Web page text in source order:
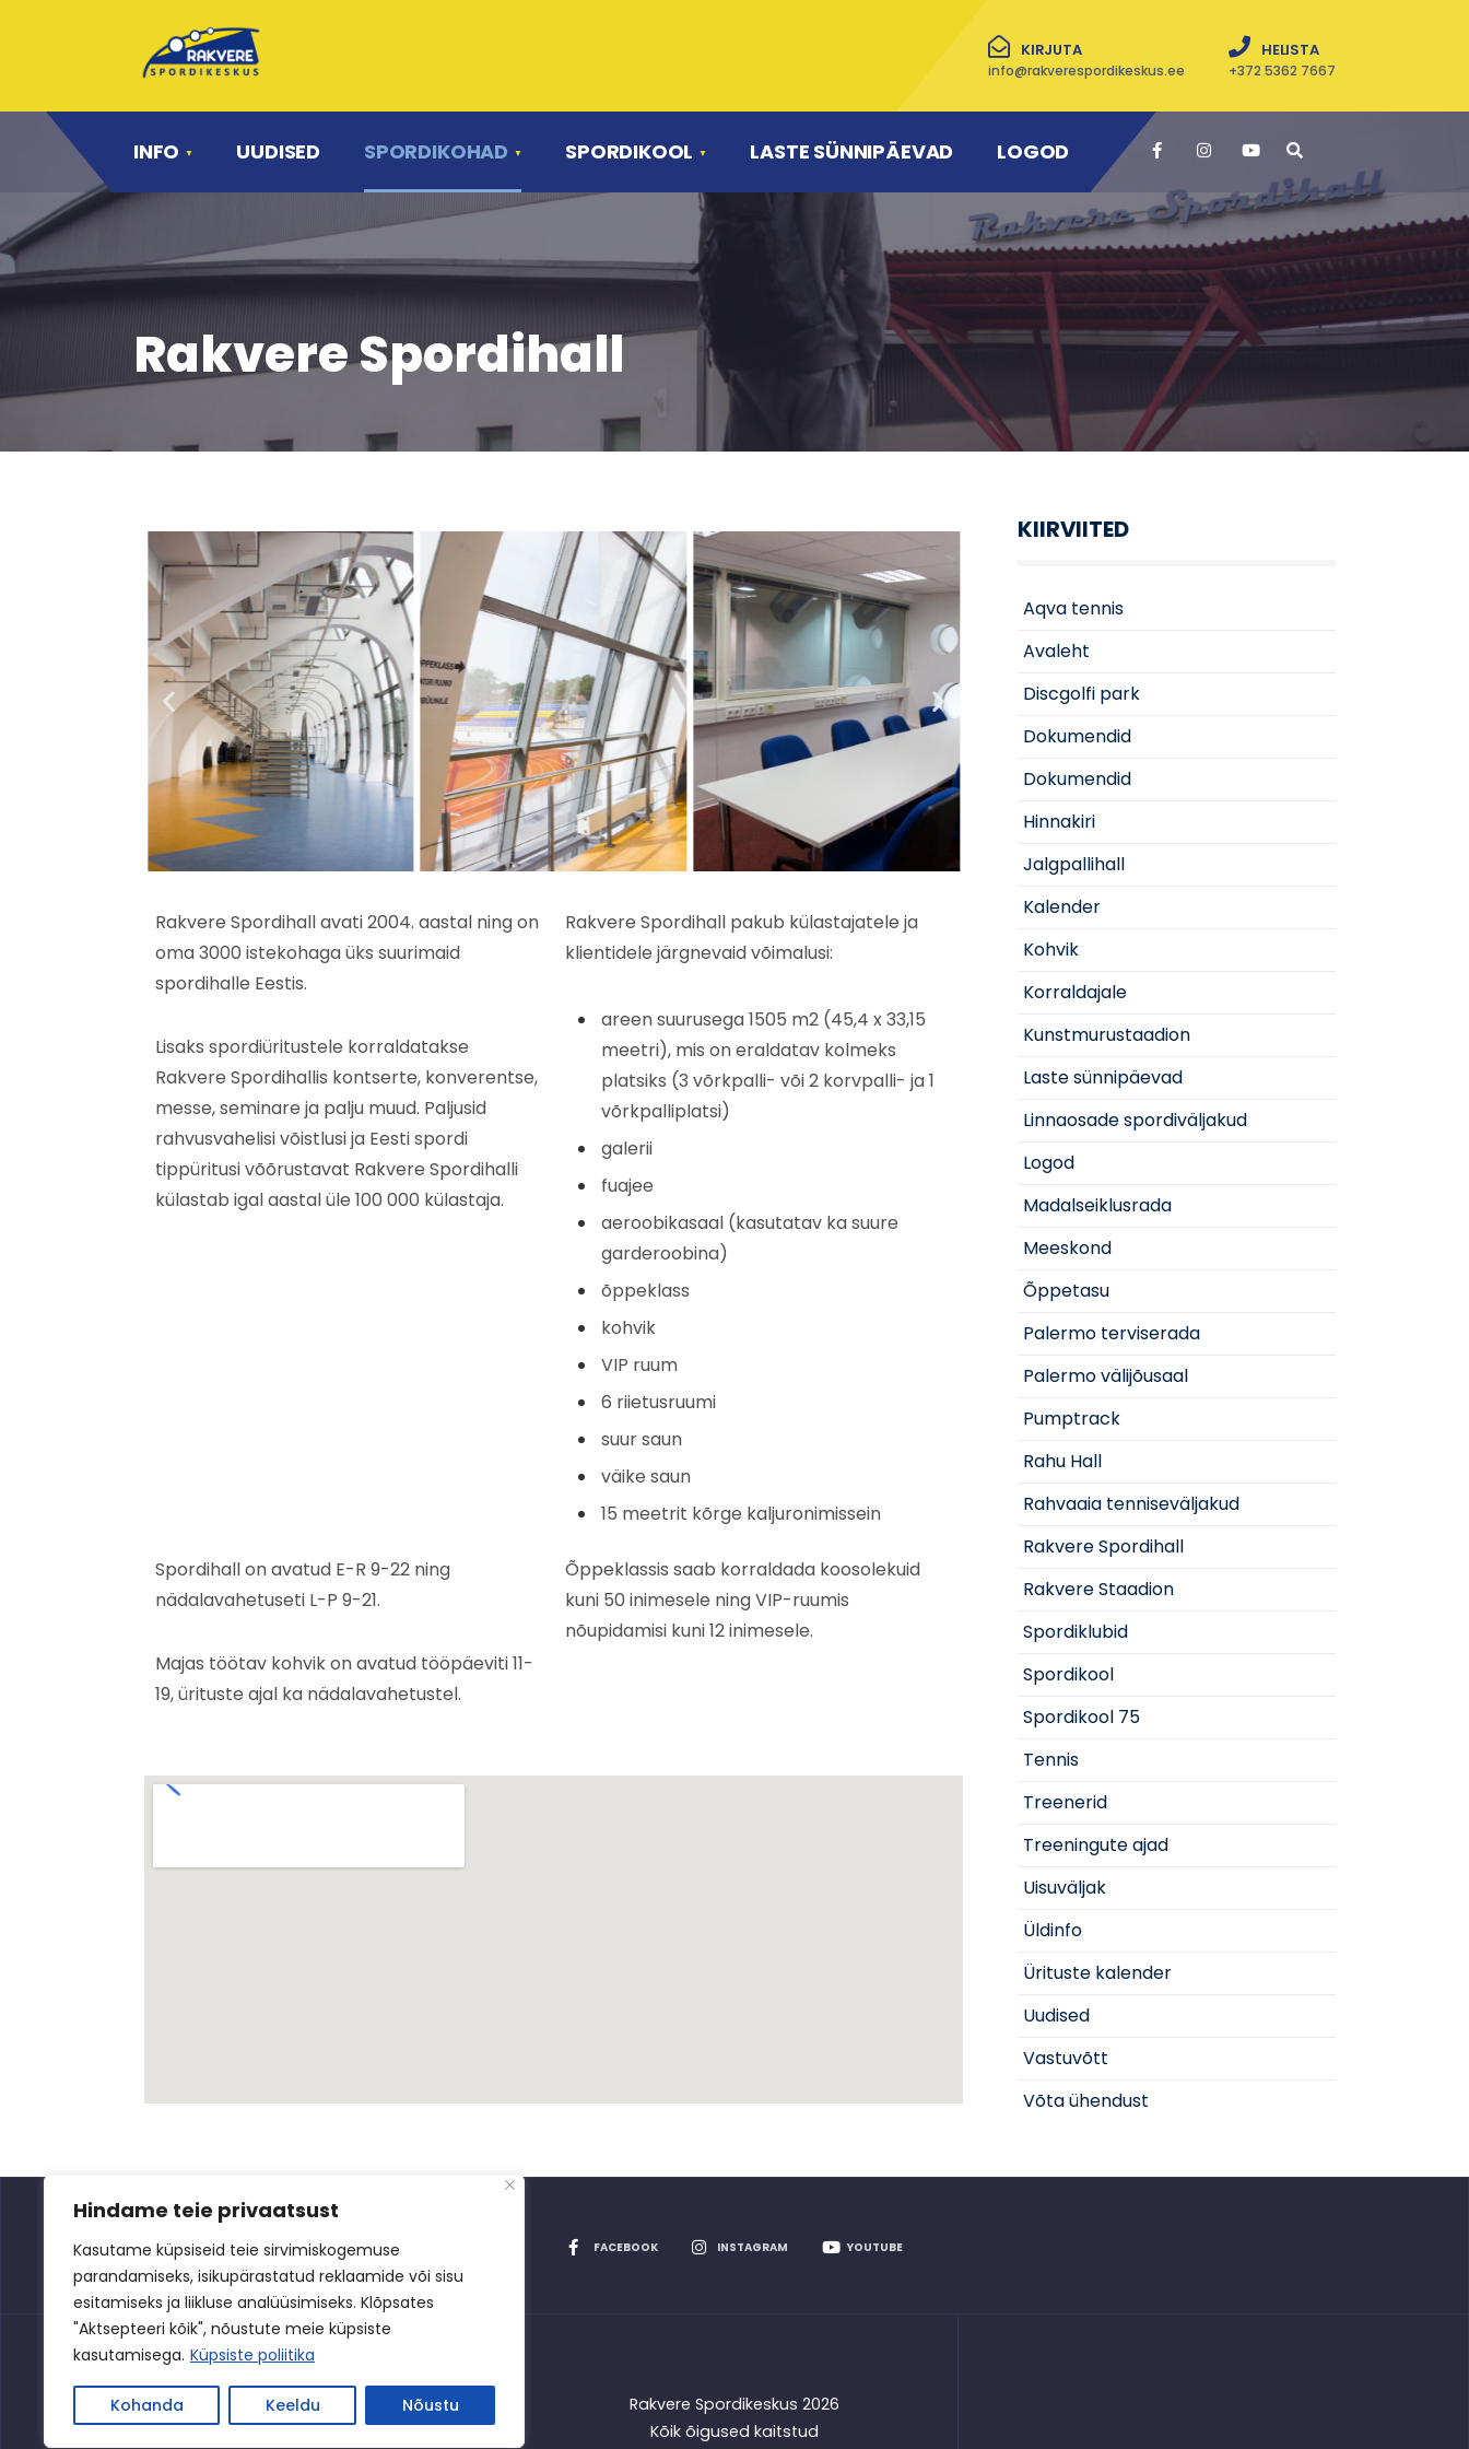
Hindame teie privaatsust
Kasutame küpsiseid teie sirvimiskogemuse
parandamiseks, isikupärastatud reklaamide või sisu
esitamiseks ja liikluse analüüsimiseks. Klõpsates
"Aktsepteeri kõik", nõustute meie küpsiste
kasutamisega. Küpsiste poliitika
Kohanda Keeldu Nõustu
KIRJUTA
info@rakverespordikeskus.ee
HELISTA
+372 5362 7667
INFO UUDISED SPORDIKOHAD SPORDIKOOL LASTE SÜNNIPÄEVAD LOGOD
Rakvere Spordihall
Rakvere Spordihall avati 2004. aastal ning on
oma 3000 istekohaga üks suurimaid
spordihalle Eestis.
Lisaks spordiüritustele korraldatakse
Rakvere Spordihallis kontserte, konverentse,
messe, seminare ja palju muud. Paljusid
rahvusvahelisi võistlusi ja Eesti spordi
tippüritusi võõrustavat Rakvere Spordihalli
külastab igal aastal üle 100 000 külastaja.
Rakvere Spordihall pakub külastajatele ja
klientidele järgnevaid võimalusi:
areen suurusega 1505 m2 (45,4 x 33,15
meetri), mis on eraldatav kolmeks
platsiks (3 võrkpalli- või 2 korvpalli- ja 1
võrkpalliplatsi)
galerii
fuajee
aeroobikasaal (kasutatav ka suure
garderoobina)
õppeklass
kohvik
VIP ruum
6 riietusruumi
suur saun
väike saun
15 meetrit kõrge kaljuronimissein
Spordihall on avatud E-R 9-22 ning
nädalavahetuseti L-P 9-21.
Majas töötav kohvik on avatud tööpäeviti 11-
19, ürituste ajal ka nädalavahetustel.
Õppeklassis saab korraldada koosolekuid
kuni 50 inimesele ning VIP-ruumis
nõupidamisi kuni 12 inimesele.
KIIRVIITED
Aqva tennis
Avaleht
Discgolfi park
Dokumendid
Dokumendid
Hinnakiri
Jalgpallihall
Kalender
Kohvik
Korraldajale
Kunstmurustaadion
Laste sünnipäevad
Linnaosade spordiväljakud
Logod
Madalseiklusrada
Meeskond
Õppetasu
Palermo terviserada
Palermo välijõusaal
Pumptrack
Rahu Hall
Rahvaaia tenniseväljakud
Rakvere Spordihall
Rakvere Staadion
Spordiklubid
Spordikool
Spordikool 75
Tennis
Treenerid
Treeningute ajad
Uisuväljak
Üldinfo
Ürituste kalender
Uudised
Vastuvõtt
Võta ühendust
FACEBOOK INSTAGRAM YOUTUBE
Privaatsuspoliitika Rakvere Spordikeskus 2026
Kõik õigused kaitstud